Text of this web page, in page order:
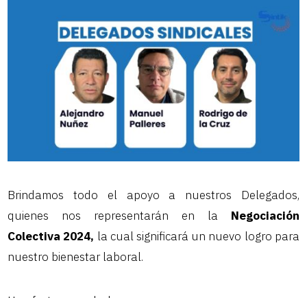
Brindamos todo el apoyo a nuestros Delegados,
quienes nos representarán en la Negociación
Colectiva 2024, la cual significará un nuevo logro para
nuestro bienestar laboral.